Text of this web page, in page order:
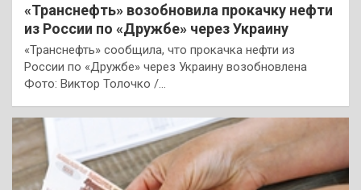
«Транснефть» возобновила прокачку нефти
из России по «Дружбе» через Украину
«Транснефть» сообщила, что прокачка нефти из
России по «Дружбе» через Украину возобновлена
Фото: Виктор Толочко /…